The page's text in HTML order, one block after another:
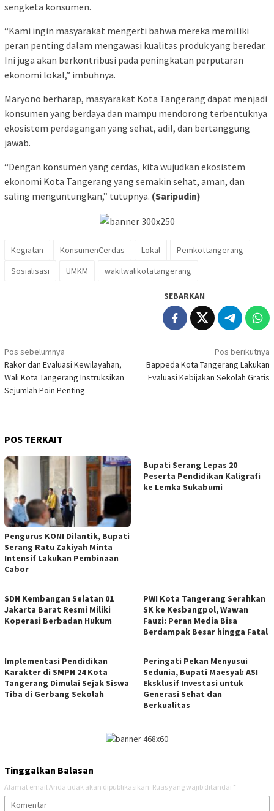
sengketa konsumen.
“Kami ingin masyarakat mengerti bahwa mereka memiliki
peran penting dalam mengawasi kualitas produk yang beredar.
Ini juga akan berkontribusi pada peningkatan perputaran
ekonomi lokal,” imbuhnya.
Maryono berharap, masyarakat Kota Tangerang dapat menjadi
konsumen yang berdaya dan mampu mendorong terbentuknya
ekosistem perdagangan yang sehat, adil, dan bertanggung
jawab.
“Dengan konsumen yang cerdas, kita wujudkan ekosistem
ekonomi Kota Tangerang yang semakin sehat, aman, dan
saling menguntungkan,” tutupnya. (Saripudin)
Kegiatan KonsumenCerdas Lokal
Pemkottangerang
Sosialisasi
UMKM wakilwalikotatangerang
SEBARKAN
Navigasi
pos
Pos sebelumnya
Rakor dan Evaluasi Kewilayahan,
Wali Kota Tangerang Instruksikan
Sejumlah Poin Penting
Pos berikutnya
Bappeda Kota Tangerang Lakukan
Evaluasi Kebijakan Sekolah Gratis
POS TERKAIT
Pengurus KONI Dilantik, Bupati
Serang Ratu Zakiyah Minta
Intensif Lakukan Pembinaan
Cabor
Bupati Serang Lepas 20
Peserta Pendidikan Kaligrafi
ke Lemka Sukabumi
SDN Kembangan Selatan 01
Jakarta Barat Resmi Miliki
Koperasi Berbadan Hukum
PWI Kota Tangerang Serahkan
SK ke Kesbangpol, Wawan
Fauzi: Peran Media Bisa
Berdampak Besar hingga Fatal
Implementasi Pendidikan
Karakter di SMPN 24 Kota
Tangerang Dimulai Sejak Siswa
Tiba di Gerbang Sekolah
Peringati Pekan Menyusui
Sedunia, Bupati Maesyal: ASI
Eksklusif Investasi untuk
Generasi Sehat dan
Berkualitas
Tinggalkan Balasan
Alamat email Anda tidak akan dipublikasikan. Ruas yang wajib ditandai *